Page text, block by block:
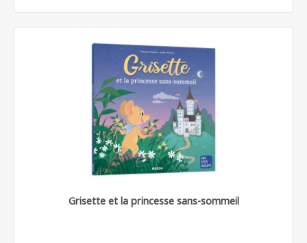
Grisette et la princesse sans-sommeil